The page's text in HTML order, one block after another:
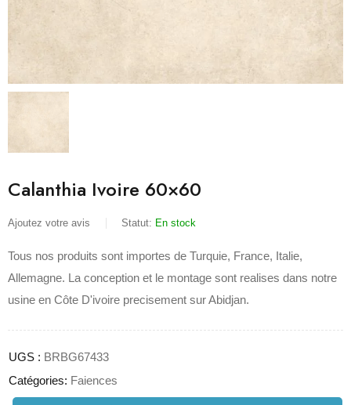
Calanthia Ivoire 60×60
Ajoutez votre avis Statut: En stock
Tous nos produits sont importes de Turquie, France, Italie,
Allemagne. La conception et le montage sont realises dans notre
usine en Côte D'ivoire precisement sur Abidjan.
UGS : BRBG67433
Catégories: Faiences